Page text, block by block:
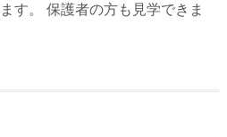
す。 保護者の方も見学できま